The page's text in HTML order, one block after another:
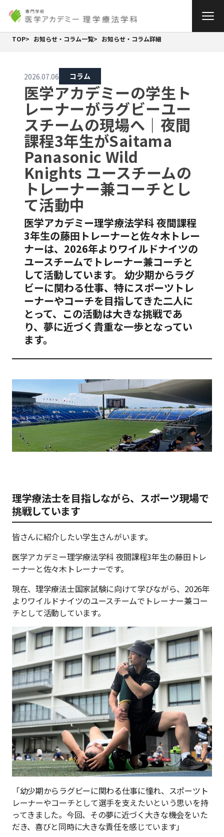
content
TOP お知らせ・コラム一覧 お知らせ・コラム詳細
2026.07.06 コラム
医学アカデミーの学生ト
レーナーがラグビーユー
スチームの現場へ｜夜間
課程3年生がSaitama
Panasonic Wild
Knights ユースチームの
トレーナー兼コーチとし
て活動中
医学アカデミー理学療法学科 夜間課程
3年生の藤田トレーナーと佐々木トレー
ナーは、2026年よりワイルドナイツの
ユースチームでトレーナー兼コーチと
して活動しています。 幼少期からラグ
ビーに関わる仕事、特にスポーツトレ
ーナーやコーチを目指してきた二人に
とって、この活動は大きな挑戦であ
り、夢に近づく貴重な一歩となってい
ます。
理学療法士を目指しながら、スポーツ現場で
挑戦しています
皆さんに紹介したい学生さんがいます。
医学アカデミー理学療法学科 夜間課程3年生の藤田トレ
ーナーと佐々木トレーナーです。
現在、理学療法士国家試験に向けて学びながら、2026年
よりワイルドナイツのユースチームでトレーナー兼コー
チとして活動しています。
「幼少期からラグビーに関わる仕事に憧れ、スポーツト
レーナーやコーチとして選手を支えたいという思いを持
ってきました。今回、その夢に近づく大きな機会をいた
だき、喜びと同時に大きな責任を感じています」